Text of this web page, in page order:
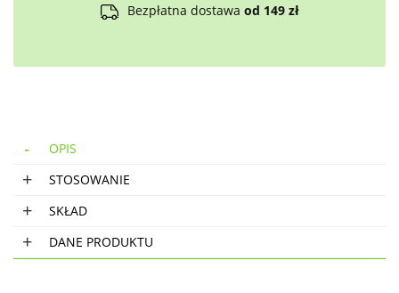
Bezpłatna dostawa od 149 zł
OPIS
STOSOWANIE
SKŁAD
DANE PRODUKTU